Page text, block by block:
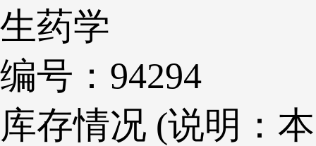
生药学
编号：94294
库存情况 (说明：本